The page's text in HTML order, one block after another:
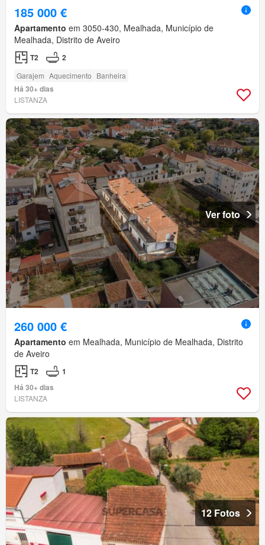
185 000 €
Apartamento em 3050-430, Mealhada, Município de
Mealhada, Distrito de Aveiro
T2 2
Garajem Aquecimento Banheira
Há 30+ dias
LISTANZA
Ver foto
260 000 €
Apartamento em Mealhada, Município de Mealhada, Distrito
de Aveiro
T2
1
Há 30+ dias
LISTANZA
12 Fotos